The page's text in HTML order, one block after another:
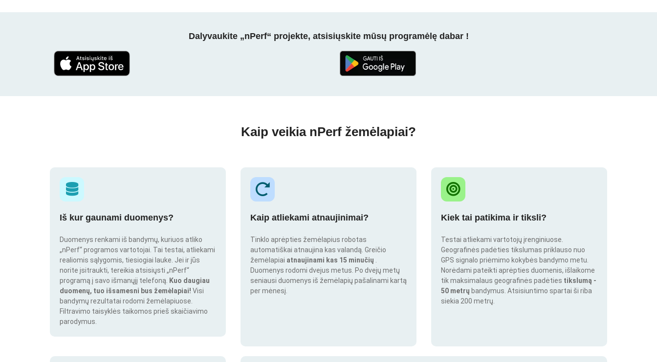
Dalyvaukite „nPerf“ projekte, atsisiųskite mūsų programėlę dabar !
Kaip veikia nPerf žemėlapiai?
Iš kur gaunami duomenys?
Duomenys renkami iš bandymų, kuriuos atliko
„nPerf“ programos vartotojai. Tai testai, atliekami
realiomis sąlygomis, tiesiogiai lauke. Jei ir jūs
norite įsitraukti, tereikia atsisiųsti „nPerf“
programą į savo išmanųjį telefoną.
Kuo daugiau
duomenų, tuo išsamesni bus žemėlapiai! Visi
bandymų rezultatai rodomi žemėlapiuose.
Filtravimo taisyklės taikomos prieš skaičiavimo
parodymus.
Kaip atliekami atnaujinimai?
Tinklo aprėpties žemėlapius robotas
automatiškai atnaujina kas valandą. Greičio
žemėlapiai atnaujinami kas 15 minučių
Duomenys rodomi dvejus metus. Po dvejų metų
seniausi duomenys iš žemėlapių pašalinami kartą
per mėnesį.
Kiek tai patikima ir tiksli?
Testai atliekami vartotojų įrenginiuose.
Geografinės padėties tikslumas priklauso nuo
GPS signalo priėmimo kokybės bandymo metu.
Norėdami pateikti aprėpties duomenis, išlaikome
tik maksimalaus geografinės padėties tikslumą -
50 metrų bandymus. Atsisiuntimo spartai ši riba
siekia 200 metrų.